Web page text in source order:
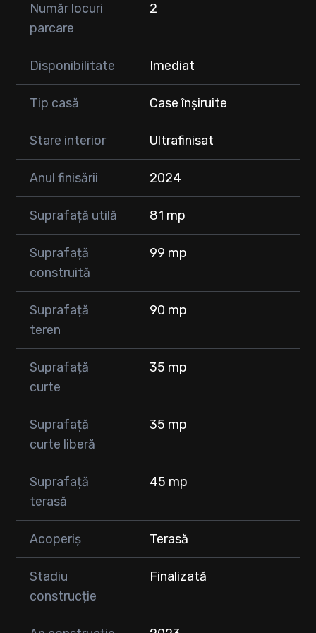
Număr locuri
parcare
2
Disponibilitate Imediat
Tip casă Case înșiruite
Stare interior Ultrafinisat
Anul finisării 2024
Suprafață utilă 81 mp
Suprafață
construită
99 mp
Suprafață
teren
90 mp
Suprafață
curte
35 mp
Suprafață
curte liberă
35 mp
Suprafață
terasă
45 mp
Acoperiș Terasă
Stadiu
construcție
Finalizată